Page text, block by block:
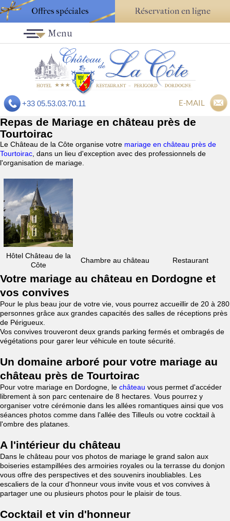
Offres spéciales Réservation en ligne
+33 05.53.03.70.11 E-MAIL
Menu
Repas de Mariage en château près de
Tourtoirac
Le Château de la Côte organise votre mariage en château près de
Tourtoirac , dans un lieu d'exception avec des professionnels de
l'organisation de mariage.
Hôtel Château de la
Côte
Chambre au château Restaurant
Votre mariage au château en Dordogne et
vos convives
Pour le plus beau jour de votre vie, vous pourrez accueillir de 20 à 280
personnes grâce aux grandes capacités des salles de réceptions près
de Périgueux.
Vos convives trouveront deux grands parking fermés et ombragés de
végétations pour garer leur véhicule en toute sécurité.
Un domaine arboré pour votre mariage au
château près de Tourtoirac
Pour votre mariage en Dordogne, le château vous permet d'accéder
librement à son parc centenaire de 8 hectares. Vous pourrez y
organiser votre cérémonie dans les allées romantiques ainsi que vos
séances photos comme dans l'allée des Tilleuls ou votre cocktail à
l'ombre des platanes.
A l'intérieur du château
Dans le château pour vos photos de mariage le grand salon aux
boiseries estampillées des armoiries royales ou la terrasse du donjon
vous offre des perspectives et des souvenirs inoubliables. Les
escaliers de la cour d'honneur vous invite vous et vos convives à
partager une ou plusieurs photos pour le plaisir de tous.
Cocktail et vin d'honneur